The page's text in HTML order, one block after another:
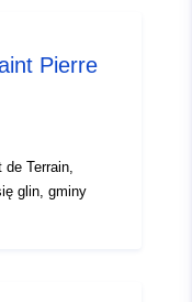
Pierre
de Terrain,
glin, gminy